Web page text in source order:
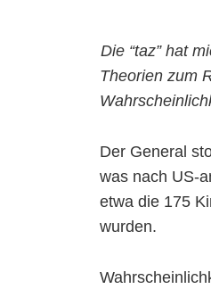
Die “taz” hat
Theorien zum
Der General
was nach US-
etwa die 175
wurden.